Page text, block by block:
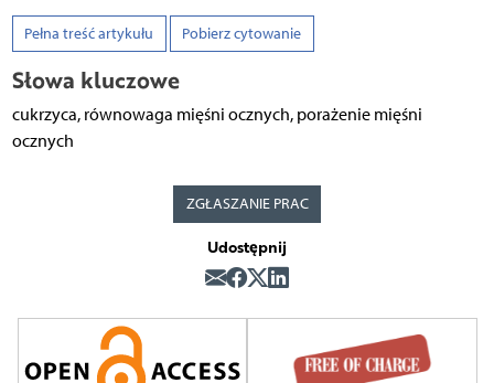
Pełna treść artykułu Pobierz cytowanie
Słowa kluczowe
cukrzyca, równowaga mięśni ocznych, porażenie mięśni
ocznych
ZGŁASZANIE PRAC
Udostępnij